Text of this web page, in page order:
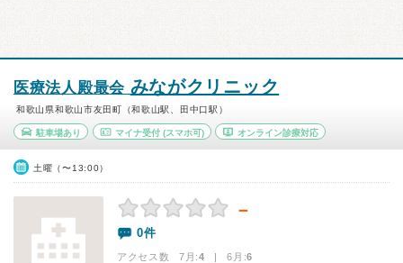
医療法人殿最会 みながクリニック
和歌山県和歌山市友田町（和歌山駅、田中口駅）
駐車場あり マイナ受付(スマホ可) オンライン診療対応
土曜（〜13:00）
－
0件
アクセス数 7月:4 | 6月:6